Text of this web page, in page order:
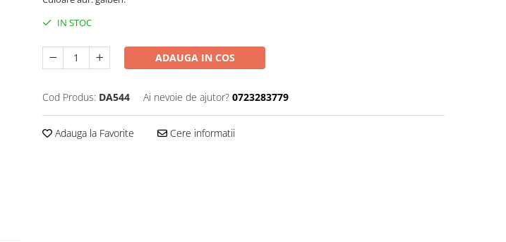
IN STOC
ADAUGA IN COS
Cod Produs: DA544 Ai nevoie de ajutor? 0723283779
Adauga la Favorite Cere informatii